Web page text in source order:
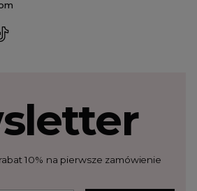
10% na pierwsze zamówienie